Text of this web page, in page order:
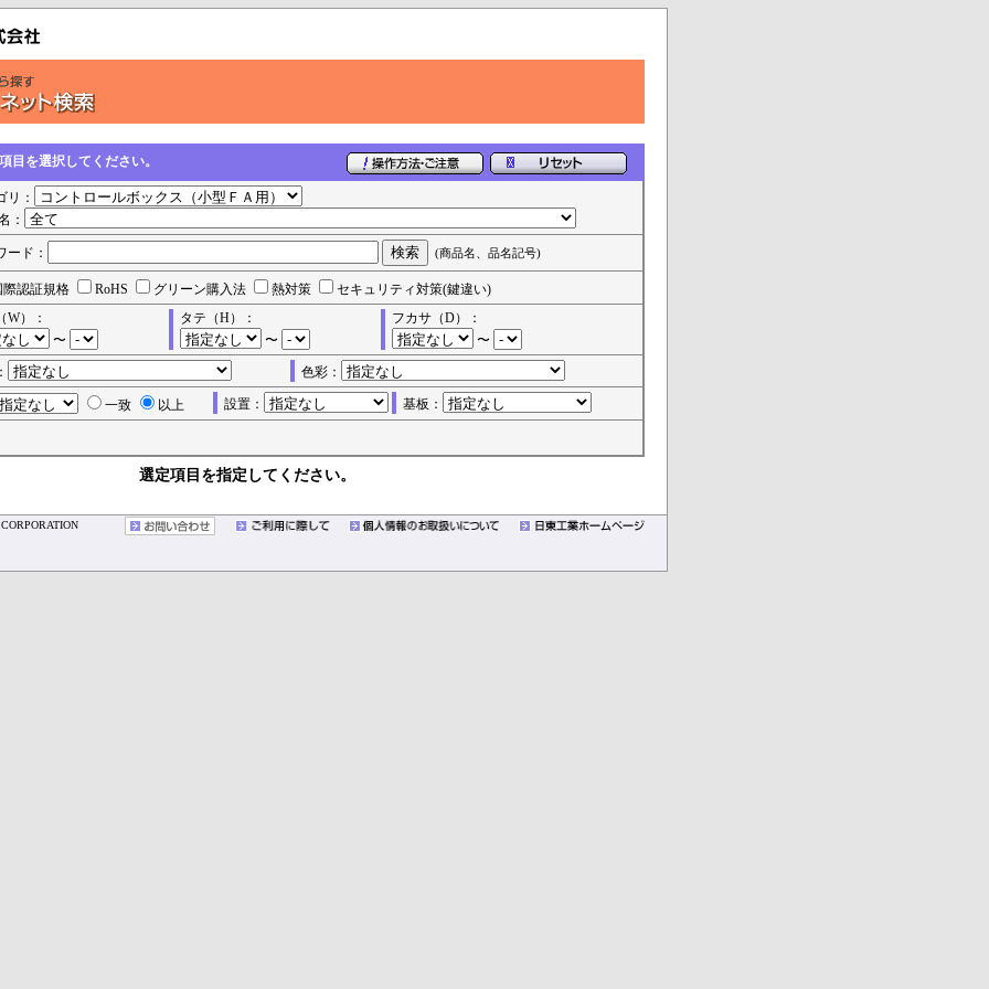
目を選択してください。
リ：
：
ード： (商品名、品名記号)
際認証規格 RoHS グリーン購入法 熱対策 セキュリティ対策(鍵違い)
W）：
〜
タテ（H）：
〜
フカサ（D）：
〜
色彩：
一致 以上 設置： 基板：
選定項目を指定してください。